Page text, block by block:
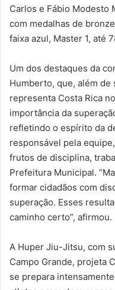
Carlos e Fábio Modesto
com medalhas de
faixa azul, Master 1, até
Um dos destaques da
Humberto, que, além de
representa Costa Rica
importância da
refletindo o espírito da
responsável pela
frutos de disciplina,
Prefeitura Municipal.
formar cidadãos com
superação. Esses
caminho certo”, afirmou.
A Huper Jiu-Jitsu, com
Campo Grande, projeta
se prepara